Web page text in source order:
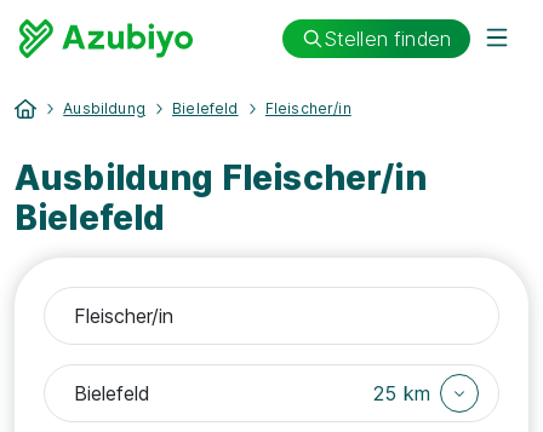
Stellen finden
Ausbildung Bielefeld Fleischer/in
Ausbildung Fleischer/in
Bielefeld
25 km